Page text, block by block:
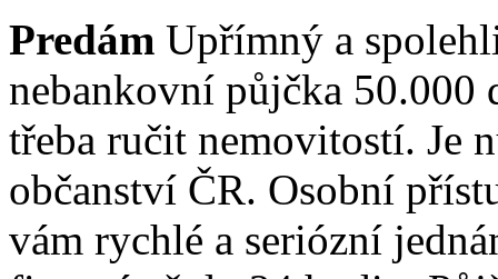
Predám Upřímný a
nebankovní půjčka 50.000
třeba ručit nemovitostí. Je
občanství ČR. Osobní
vám rychlé a seriózní